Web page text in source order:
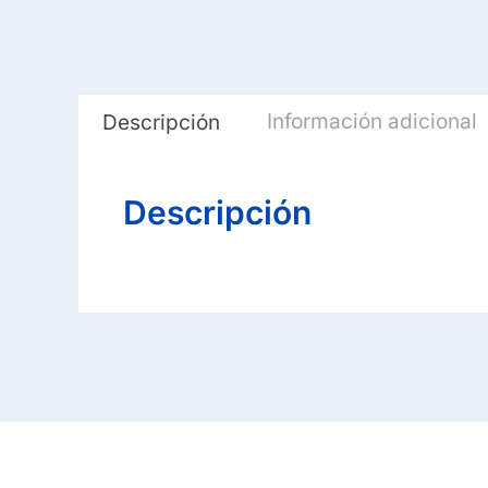
Descripción Información adicional
Descripción